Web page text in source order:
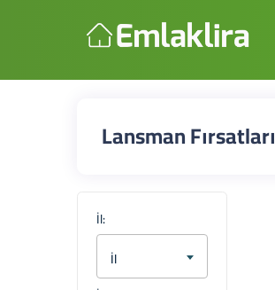
Lansman Fırsatları
İl:
İl